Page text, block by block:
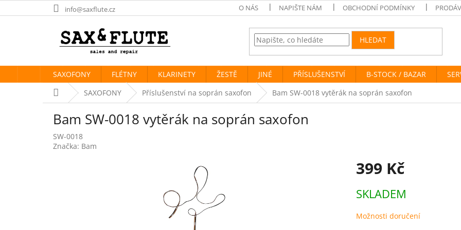
na
info@saxflute.cz O NÁS NAPIŠTE NÁM OBCHODNÍ PODMÍNKY
HLEDAT
SAXOFONY FLÉTNY KLARINETY ŽESTĚ JINÉ PŘÍSLUŠENSTVÍ B-STOCK / BAZAR
Domů SAXOFONY Příslušenství na soprán saxofon Bam SW-0018 vytěrák na soprán saxofon
Bam SW-0018 vytěrák na soprán saxofon
SW-0018
Značka: Bam
399 Kč
cena:
SKLADEM
Možnosti doručení